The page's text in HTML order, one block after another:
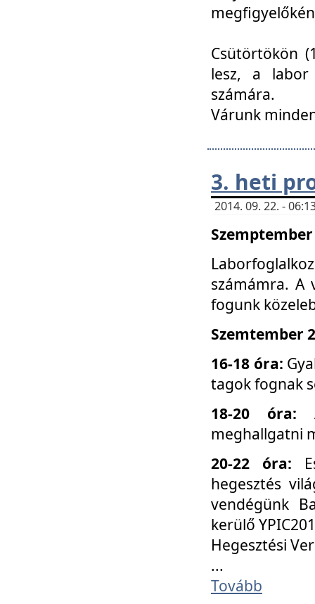
Csütörtökön
lesz, a labor
számára.
Várunk
3. heti
2014. 09. 22. -
számámra. A
fogunk
Szemtember
16-18 óra:
tagok fognak
18-20 óra:
meghallgatni
20-22 óra:
hegesztés
vendégünk
kerülő
Hegesztési
...
Tovább